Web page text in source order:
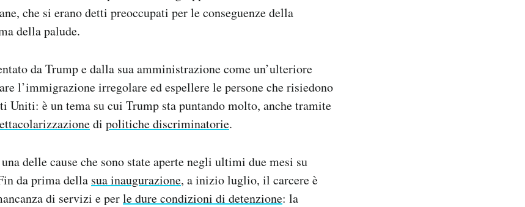
che si erano detti preoccupati per le conseguenze della
della palude.
da Trump e dalla sua amministrazione come un’ulteriore
l’immigrazione irregolare ed espellere le persone che risiedono
Uniti: è un tema su cui Trump sta puntando molto, anche tramite
di politiche discriminatorie.
delle cause che sono state aperte negli ultimi due mesi su
da prima della sua inaugurazione, a inizio luglio, il carcere è
di servizi e perle dure condizioni di detenzione: la